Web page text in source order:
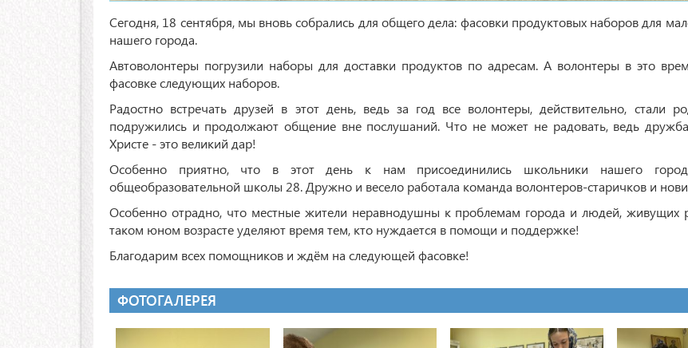
Сегодня, 18 сентября, мы вновь собрались для общего дела: фасовки продуктовых наборов для
нашего города.
Автоволонтеры погрузили наборы для доставки продуктов по адресам. А волонтеры в это
фасовке следующих наборов.
Радостно встречать друзей в этот день, ведь за год все волонтеры, действительно, стали
подружились и продолжают общение вне послушаний. Что не может не радовать, ведь
Христе - это великий дар!
Особенно приятно, что в этот день к нам присоединились школьники нашего
общеобразовательной школы 28. Дружно и весело работала команда волонтеров-старичков и
Особенно отрадно, что местные жители неравнодушны к проблемам города и людей,
таком юном возрасте уделяют время тем, кто нуждается в помощи и поддержке!
Благодарим всех помощников и ждём на следующей фасовке!
ФОТОГАЛЕРЕЯ